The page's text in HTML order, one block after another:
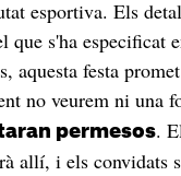
esportiva. Els
que s'ha especificat
aquesta festa
no veurem ni una
permesos.
allí, i els convidats